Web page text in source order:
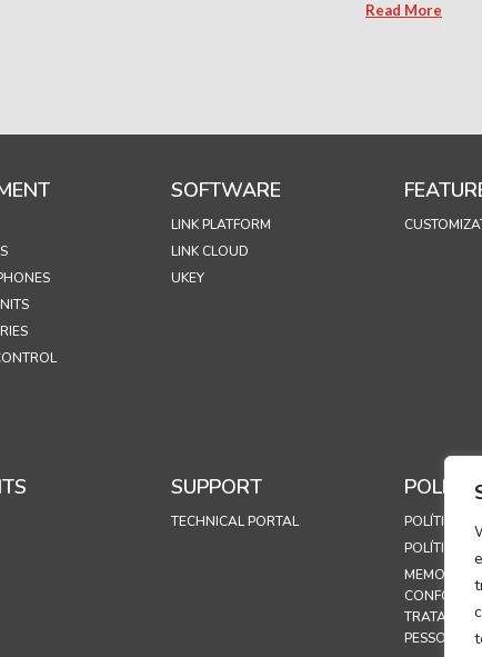
Read More
SOFTWARE
LINK PLATFORM
LINK CLOUD
UKEY
SUPPORT
TECHNICAL PORTAL
POLÍTICA
POLÍTICA
PESSOAIS